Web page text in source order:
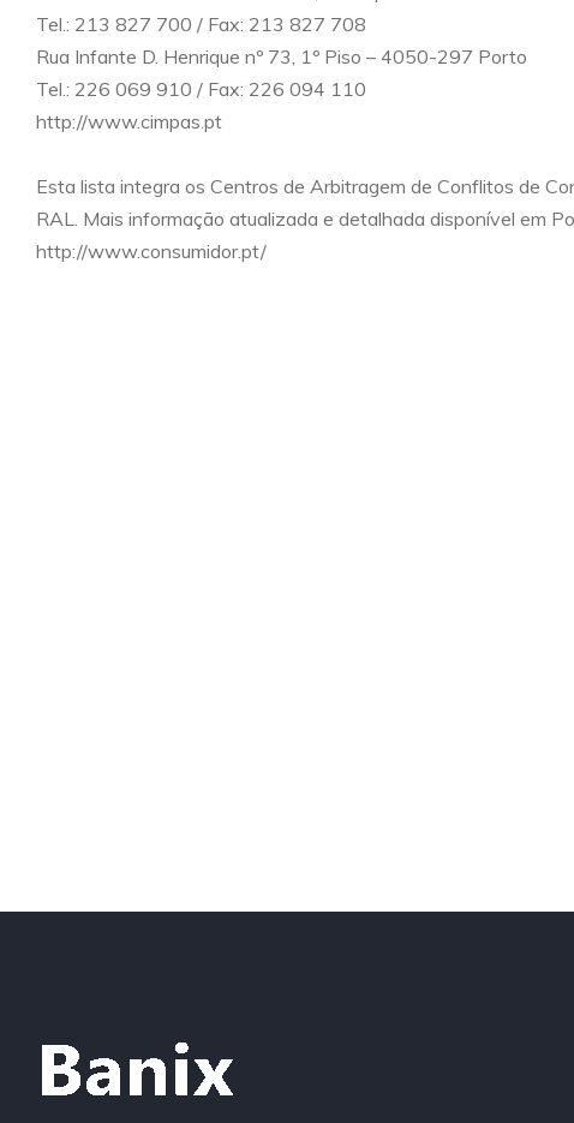
Tel.: 213 827 700 / Fax: 213 827 708
Rua Infante D. Henrique nº 73, 1º Piso – 4050-297 Porto
Tel.: 226 069 910 / Fax: 226 094 110
http://www.cimpas.pt
Esta lista integra os Centros de Arbitragem de Conflitos de
RAL. Mais informação atualizada e detalhada disponível em
http://www.consumidor.pt/